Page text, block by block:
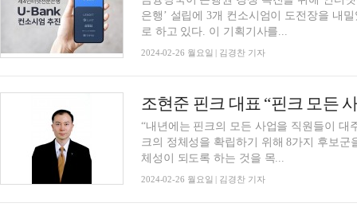
은행’ 설립에 3개 컨소시엄이 도전장을 내
로 하고 있다. 이 기획기사를...
2024-02-26 월요일 | 김경찬 기자
“내년에는 핀크의 모든 사업을 직원들이
크의 정체성을 확립하기 위해 8가지 후보
체성이 되도록 하는 것을 목...
2024-02-26 월요일 | 김경찬 기자